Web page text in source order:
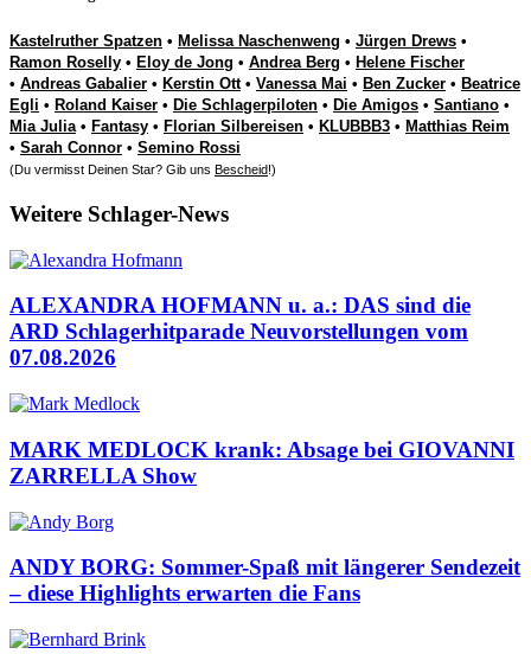
Kastelruther Spatzen • Melissa Naschenweng • Jürgen Drews •
Ramon Roselly • Eloy de Jong • Andrea Berg • Helene Fischer
• Andreas Gabalier • Kerstin Ott• Vanessa Mai • Ben Zucker • Beatrice
Egli • Roland Kaiser • Die Schlagerpiloten • Die Amigos • Santiano •
Mia Julia• Fantasy • Florian Silbereisen • KLUBBB3 • Matthias Reim
• Sarah Connor • Semino Rossi
(Du vermisst Deinen Star? Gib uns Bescheid!)
Weitere Schlager-News
ALEXANDRA HOFMANN u. a.: DAS sind die
ARD Schlagerhitparade Neuvorstellungen vom
07.08.2026
MARK MEDLOCK krank: Absage bei GIOVANNI
ZARRELLA Show
ANDY BORG: Sommer-Spaß mit längerer Sendezeit
– diese Highlights erwarten die Fans